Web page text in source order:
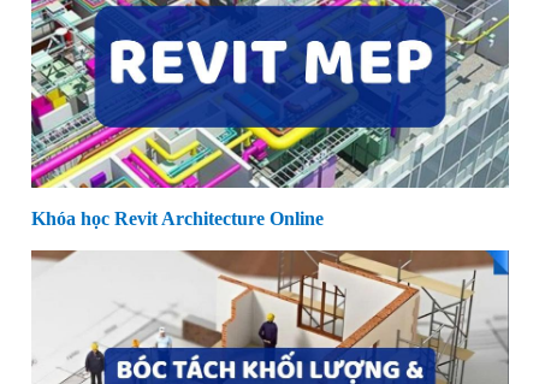
Khóa học Revit Architecture Online